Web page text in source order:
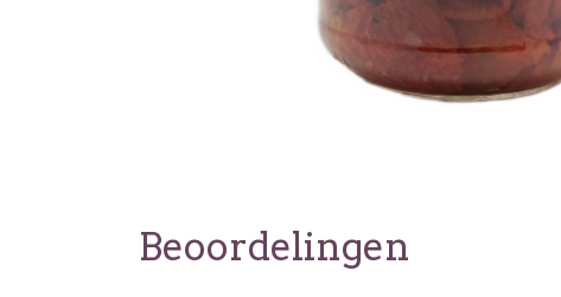
Beoordelingen